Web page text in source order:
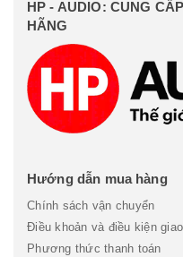
HP - AUDIO: CUNG
HÃNG
Hướng dẫn mua hàng
Chính sách vận chuyển
Điều khoản và điều kiện
Phương thức thanh toán